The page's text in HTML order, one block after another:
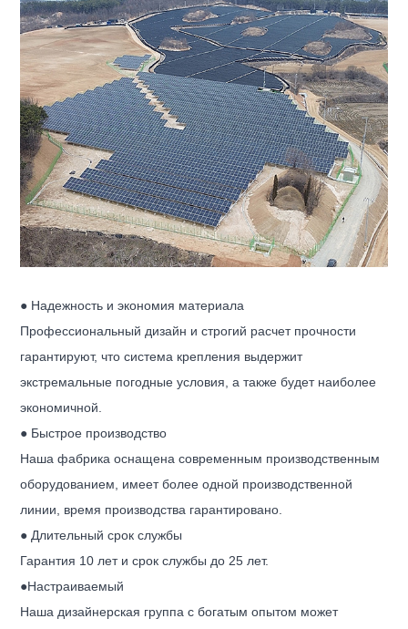
● Надежность и экономия материала
Профессиональный дизайн и строгий расчет прочности
гарантируют, что система крепления выдержит
экстремальные погодные условия, а также будет наиболее
экономичной.
● Быстрое производство
Наша фабрика оснащена современным производственным
оборудованием, имеет более одной производственной
линии, время производства гарантировано.
● Длительный срок службы
Гарантия 10 лет и срок службы до 25 лет.
●Настраиваемый
Наша дизайнерская группа с богатым опытом может